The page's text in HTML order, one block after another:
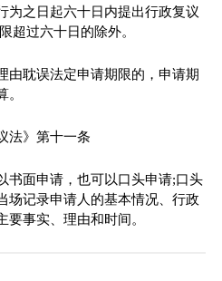
为之日起六十日内提出行政复议
超过六十日的除外。
由耽误法定申请期限的，申请期
。
法》第十一条
书面申请，也可以口头申请;口头
场记录申请人的基本情况、行政
事实、理由和时间。